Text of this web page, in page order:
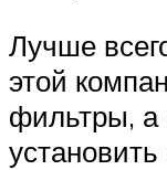
Лучше
этой
фильтры, а